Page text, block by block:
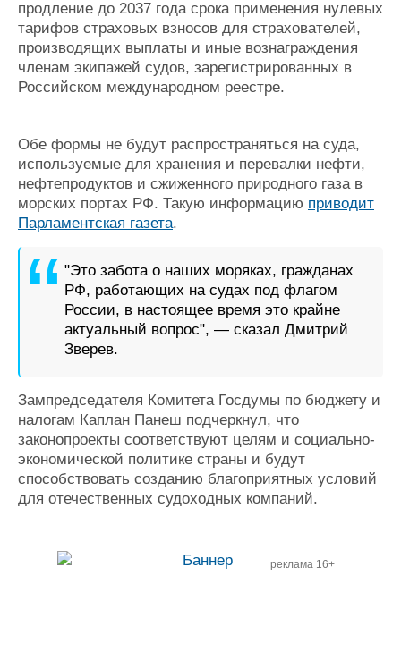
продление до 2037 года срока применения нулевых
тарифов страховых взносов для страхователей,
производящих выплаты и иные вознаграждения
членам экипажей судов, зарегистрированных в
Российском международном реестре.
Обе формы не будут распространяться на суда,
используемые для хранения и перевалки нефти,
нефтепродуктов и сжиженного природного газа в
морских портах РФ. Такую информацию приводит
Парламентская газета.
"Это забота о наших моряках, гражданах
РФ, работающих на судах под флагом
России, в настоящее время это крайне
актуальный вопрос", — сказал Дмитрий
Зверев.
Зампредседателя Комитета Госдумы по бюджету и
налогам Каплан Панеш подчеркнул, что
законопроекты соответствуют целям и социально-
экономической политике страны и будут
способствовать созданию благоприятных условий
для отечественных судоходных компаний.
реклама 16+